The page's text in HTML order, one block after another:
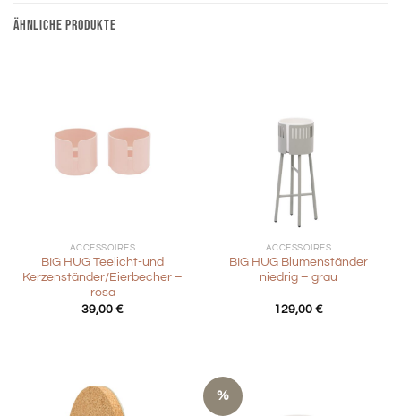
ÄHNLICHE PRODUKTE
ACCESSOIRES
BIG HUG Teelicht-und
Kerzenständer/Eierbecher –
rosa
39,00 €
ACCESSOIRES
BIG HUG Blumenständer
niedrig – grau
129,00 €
%